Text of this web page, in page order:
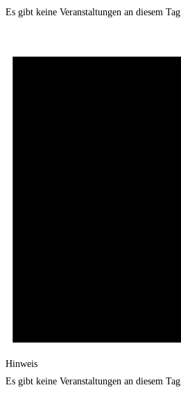
Es gibt keine Veranstaltungen an diesem Tag.
Hinweis
Es gibt keine Veranstaltungen an diesem Tag.